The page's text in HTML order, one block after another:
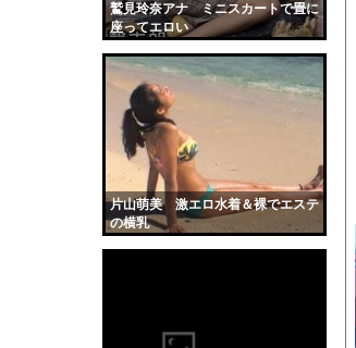
鷲見玲奈アナ ミニスカートで畳に
座ってエロい
片山萌美 激エロ水着＆裸でエステ
の横乳